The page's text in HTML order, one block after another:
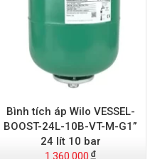
Bình tích áp Wilo VESSEL-
BOOST-24L-10B-VT-M-G1”
24 lít 10 bar
1.360.000